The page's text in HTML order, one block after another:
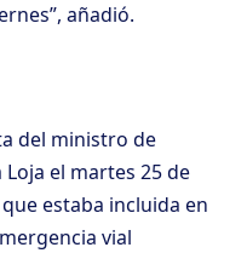
añadió.
del ministro de
el martes 25 de
estaba incluida en
vial